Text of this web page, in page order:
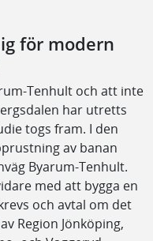
för modern
Tenhult och att inte
har utretts
togs fram. I den
av banan
Byarum-Tenhult.
med att bygga en
och avtal om det
Region Jönköping,